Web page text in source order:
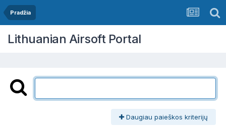
Pradžia
Lithuanian Airsoft Portal
Daugiau paieškos kriterijų